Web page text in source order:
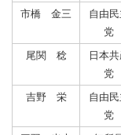
市橋 金三
自由民
党
尾関 稔
日本
党
吉野 栄
自由民
党